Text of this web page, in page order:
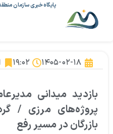
پایگاه خبری سازمان منطقه
۱۴۰۵-۰۲-۱۸ ۱۹:۰۲
بازدید میدانی
پروژه‌های مرزی /
بازرگان در مسیر رفع